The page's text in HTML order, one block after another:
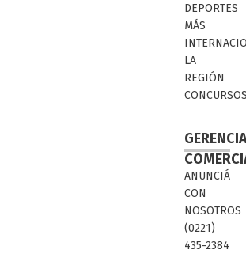
DEPORTES
MÁS
LA
REGIÓN
ANUNCIÁ
CON
NOSOTROS
(0221)
435-2384